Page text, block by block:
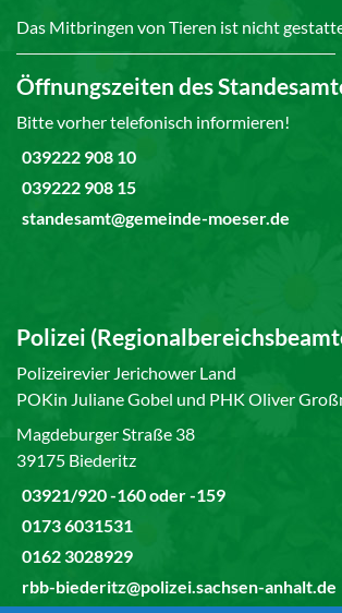
Das Mitbringen von Tieren ist nicht
Öffnungszeiten des
Bitte vorher telefonisch informieren!
039222 908 10
039222 908 15
standesamt@gemeinde-moeser.de
Polizei
Polizeirevier Jerichower Land
POKin Juliane Gobel und PHK Oliver
Magdeburger Straße 38
39175 Biederitz
03921/920 -160 oder -159
0173 6031531
0162 3028929
rbb-biederitz@polizei.sachsen-anhalt.de